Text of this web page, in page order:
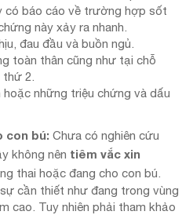
có báo cáo về trường hợp sốt
này xảy ra nhanh.
đau đầu và buồn ngủ.
toàn thân cũng như tại chỗ
thứ 2.
hoặc những triệu chứng và dấu
con bú: Chưa có nghiên cứu
không nên tiêm vắc xin
thai hoặc đang cho con bú.
cần thiết như đang trong vùng
cao. Tuy nhiên phải tham khảo